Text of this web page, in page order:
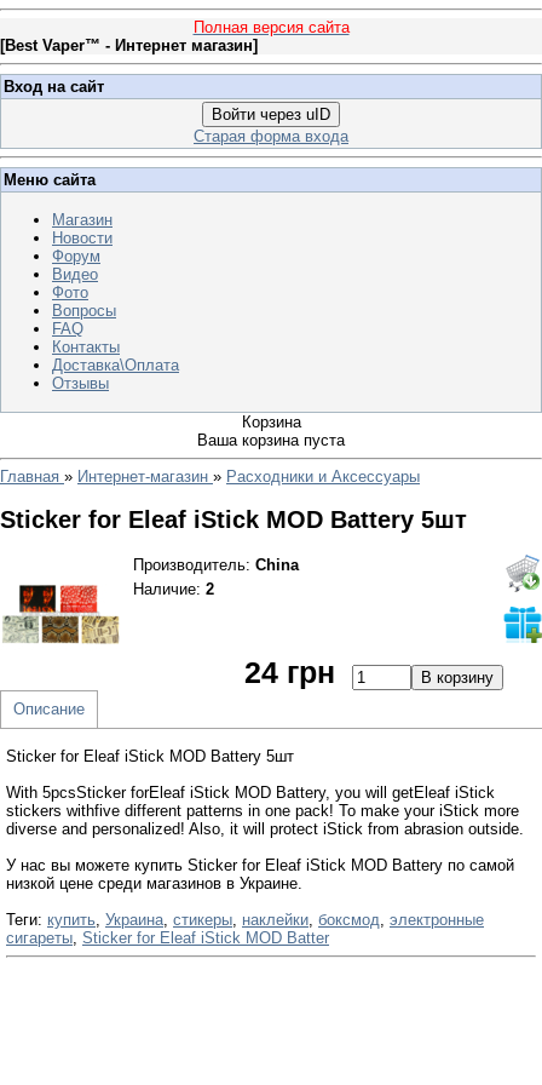
Полная версия сайта
[Best Vaper™ - Интернет магазин]
Вход на сайт
Войти через uID
Старая форма входа
Меню сайта
Магазин
Новости
Форум
Видео
Фото
Вопросы
FAQ
Контакты
Доставка\Оплата
Отзывы
Корзина
Ваша корзина пуста
Главная » Интернет-магазин » Расходники и Аксессуары
Sticker for Eleaf iStick MOD Battery 5шт
Производитель: China
Наличие: 2
24 грн
Описание
Sticker for Eleaf iStick MOD Battery 5шт
With 5pcsSticker forEleaf iStick MOD Battery, you will getEleaf iStick
stickers withfive different patterns in one pack! To make your iStick more
diverse and personalized! Also, it will protect iStick from abrasion outside.
У нас вы можете купить Sticker for Eleaf iStick MOD Battery по самой
низкой цене среди магазинов в Украине.
Теги: купить, Украина, стикеры, наклейки, боксмод, электронные
сигареты, Sticker for Eleaf iStick MOD Batter